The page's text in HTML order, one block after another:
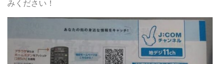
みください！